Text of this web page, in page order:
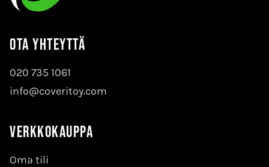
Ota yhteyttä
020 735 1061
info@coveritoy.com
Verkkokauppa
Oma tili